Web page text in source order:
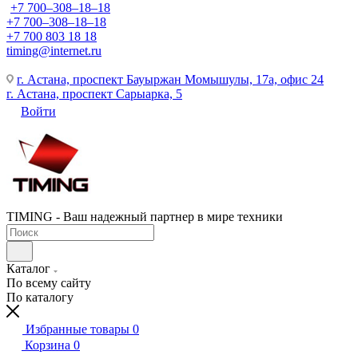
+7 700‒308‒18‒18
+7 700‒308‒18‒18
+7 700 803 18 18
timing@internet.ru
г. Астана, проспект Бауыржан Момышулы, 17а, офис 24
г. Астана, проспект Сарыарка, 5
Войти
TIMING - Ваш надежный партнер в мире техники
Каталог
По всему сайту
По каталогу
Избранные товары 0
Корзина 0